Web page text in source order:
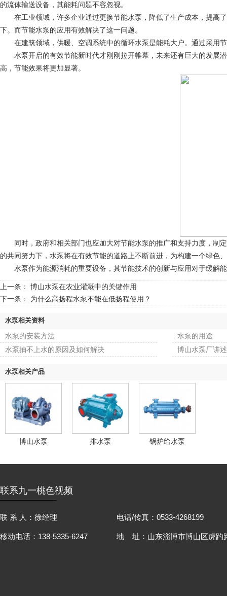
的流体输送设备，其能耗问题不容忽视。
在工业领域，许多企业通过更换节能水泵，降低了生产成本，提高
下。而节能水泵的应用有效解决了这一问题。
在建筑领域，供暖、空调系统中的循环水泵是能耗大户。通过采用
水泵开启的有效节能新时代才刚刚拉开帷幕，未来还有巨大的发展
高，节能效果将更加显著。
同时，政府和相关部门也应加大对节能水泵的推广和支持力度，制
的共同努力下，水泵将在有效节能的道路上不断前进，为构建一个绿色
水泵作为能源消耗的重要设备，其节能技术的创新与应用对于缓解
上一条： 博山水泵在农业灌溉中的关键作用
下一条： 为什么高扬程水泵不能在低扬程使用？
水泵相关资料
水泵的安装方法
水泵的用途
水泵抽不上水的原因及如何解决
博山水泵厂讲
水泵相关产品
博山水泵 排水泵 锅炉给水泵
联系九一桃色视频
联 系 人：徐经理
移动电话：138-5335-6247
电话/传真：0533-4268199
地 址：山东淄博市博山区虎趵